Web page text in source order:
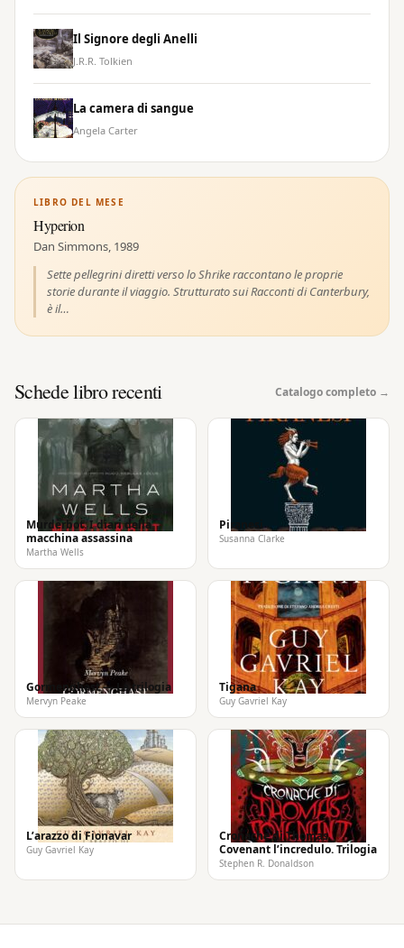
Il Signore degli Anelli
J.R.R. Tolkien
La camera di sangue
Angela Carter
LIBRO DEL MESE
Hyperion
Dan Simmons, 1989
Sette pellegrini diretti verso lo Shrike raccontano le proprie
storie durante il viaggio. Strutturato sui Racconti di Canterbury,
è il…
Schede libro recenti Catalogo completo →
Murderbot. I diari della
macchina assassina
Martha Wells
Piranesi
Susanna Clarke
Gormenghast — La trilogia
Mervyn Peake
Tigana
Guy Gavriel Kay
L’arazzo di Fionavar
Guy Gavriel Kay
Cronache di Thomas
Covenant l’incredulo. Trilogia
Stephen R. Donaldson